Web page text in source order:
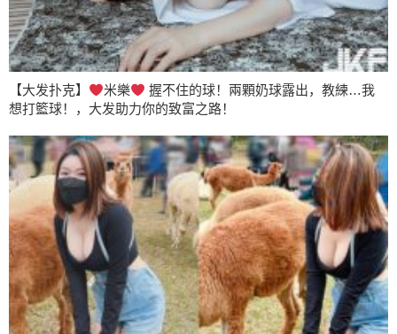
【大发扑克】 米樂
握不住的球！兩顆奶球露出，教練…我
想打籃球！，大发助力你的致富之路！